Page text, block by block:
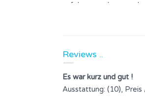
zufolge, werden
beste Olivenöl in
Reviews ..
Es war kurz und gut !
Ausstattung: (10), Preis